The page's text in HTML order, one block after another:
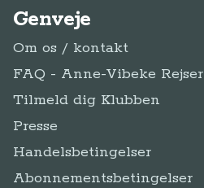
Genveje
Om os / kontakt
FAQ - Anne-Vibeke Rejser
Tilmeld dig Klubben
Presse
Handelsbetingelser
Abonnementsbetingelser